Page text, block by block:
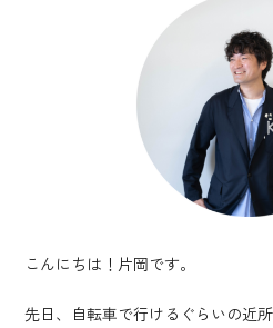
こんにちは！片岡です。
先日、自転車で行けるぐらいの近